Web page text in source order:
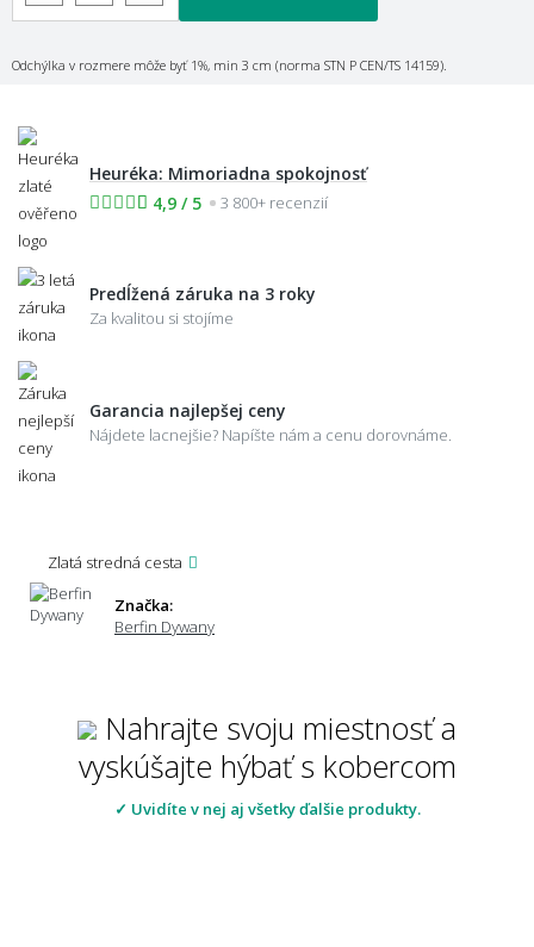
Odchýlka v rozmere môže byť 1%, min 3 cm (norma STN P CEN/TS 14159).
Heuréka: Mimoriadna spokojnosť
4,9 / 5
3 800+ recenzií
Predĺžená záruka na 3 roky
Za kvalitou si stojíme
Garancia najlepšej ceny
Nájdete lacnejšie? Napíšte nám a cenu dorovnáme.
Zlatá stredná cesta
Značka:
Berfin Dywany
Nahrajte svoju miestnosť a
vyskúšajte hýbať s kobercom
✓ Uvidíte v nej aj všetky ďalšie produkty.